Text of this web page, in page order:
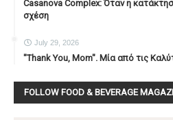
Casanova Complex: Όταν η
σχέση
July 29, 2026
"Thank You, Mοm". Μία από τις
FOLLOW FOOD & BEVERAGE